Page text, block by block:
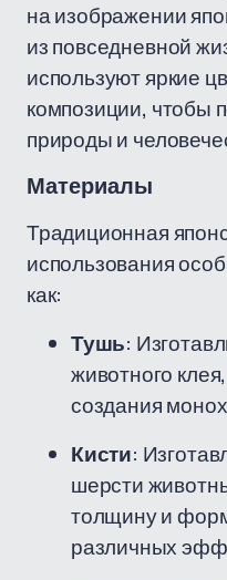
на изображении
из повседневной
используют яркие
композиции, чтобы
природы и
Материалы
Традиционная
использования
как:
Тушь:
животного
создания
Кисти:
шерсти
толщину и
различных